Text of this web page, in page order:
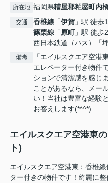
所在地 福岡県糟屋郡粕屋町内
交通 香椎線 「伊賀 」駅 徒歩
篠栗線 「原町」駅 徒歩
西日本鉄道（バス）「
備考
「エイルスクエア空港
エレベーター付き物件
ションで清潔感を感じ
ことがあるなら、メー
い！当社は豊富な経験
お答えします(*^^*)
エイルスクエア空港東
ト)
エイルスクエア空港東：香椎
ター付きの物件です！綺麗に